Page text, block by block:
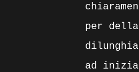
per della
ad